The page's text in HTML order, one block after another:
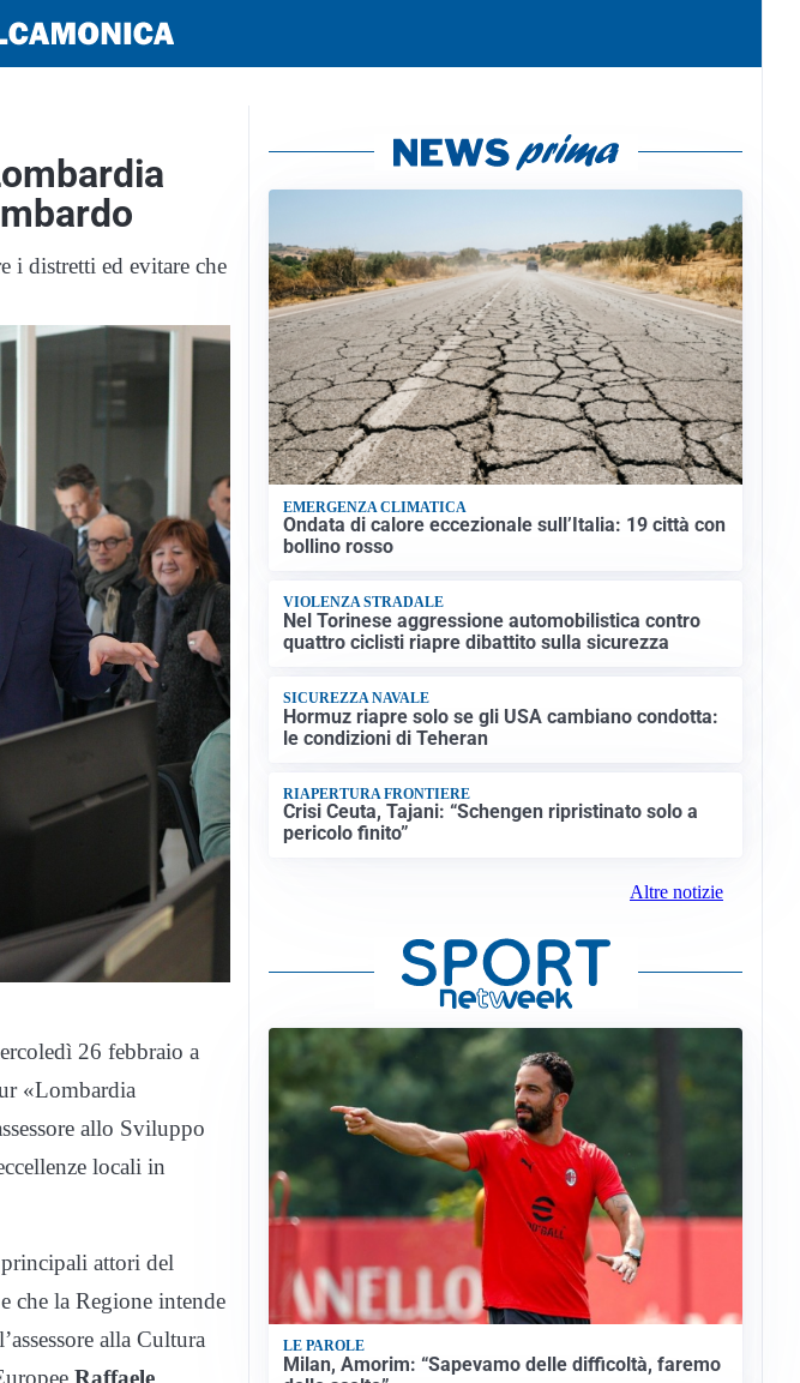
i distretti ed evitare che
26 febbraio a
«Lombardia
allo Sviluppo
locali in
attori del
che la Regione intende
alla Cultura
Raffaele
EMERGENZA CLIMATICA
Ondata di calore eccezionale sull’Italia: 19 città con
bollino rosso
VIOLENZA STRADALE
Nel Torinese aggressione automobilistica contro
quattro ciclisti riapre dibattito sulla sicurezza
SICUREZZA NAVALE
Hormuz riapre solo se gli USA cambiano condotta:
le condizioni di Teheran
RIAPERTURA FRONTIERE
Crisi Ceuta, Tajani: “Schengen ripristinato solo a
pericolo finito”
Altre notizie
LE PAROLE
Milan, Amorim: “Sapevamo delle difficoltà, faremo